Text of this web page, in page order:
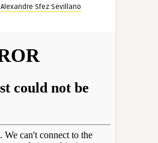
Alexandre Sfez Sevillano